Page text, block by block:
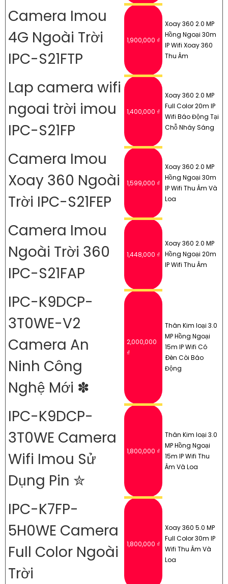
Camera Imou
4G Ngoài Trời
IPC-S21FTP
1,900,000 ₫
Xoay 360 2.0 MP
Hồng Ngoại 30m
IP Wifi Xoay 360
Thu Âm
Lap camera wifi
ngoai trời imou
IPC-S21FP
1,400,000 ₫
Xoay 360 2.0 MP
Full Color 20m IP
Wifi Báo Động Tại
Chỗ Nháy Sáng
Camera Imou
Xoay 360 Ngoài
Trời IPC-S21FEP
1,599,000 ₫
Xoay 360 2.0 MP
Hồng Ngoại 30m
IP Wifi Thu Âm Và
Loa
Camera Imou
Ngoài Trời 360
IPC-S21FAP
1,448,000 ₫
Xoay 360 2.0 MP
Hồng Ngoại 20m
IP Wifi Thu Âm
IPC-K9DCP-
3T0WE-V2
Camera An
Ninh Công
Nghệ Mới ✽
2,000,000
₫
Thân Kim loại 3.0
MP Hồng Ngoại
15m IP Wifi Có
Ðèn Còi Báo
Động
IPC-K9DCP-
3T0WE Camera
Wifi Imou Sử
Dụng Pin ✮
1,800,000 ₫
Thân Kim loại 3.0
MP Hồng Ngoại
15m IP Wifi Thu
Âm Và Loa
IPC-K7FP-
5H0WE Camera
Full Color Ngoài
Trời
1,800,000 ₫
Xoay 360 5.0 MP
Full Color 30m IP
Wifi Thu Âm Và
Loa